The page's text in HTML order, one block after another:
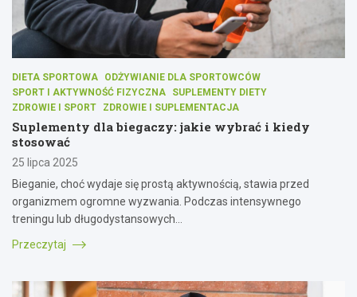
DIETA SPORTOWA
ODŻYWIANIE DLA SPORTOWCÓW
SPORT I AKTYWNOŚĆ FIZYCZNA
SUPLEMENTY DIETY
ZDROWIE I SPORT
ZDROWIE I SUPLEMENTACJA
Suplementy dla biegaczy: jakie wybrać i kiedy
stosować
25 lipca 2025
Bieganie, choć wydaje się prostą aktywnością, stawia przed
organizmem ogromne wyzwania. Podczas intensywnego
treningu lub długodystansowych…
Przeczytaj